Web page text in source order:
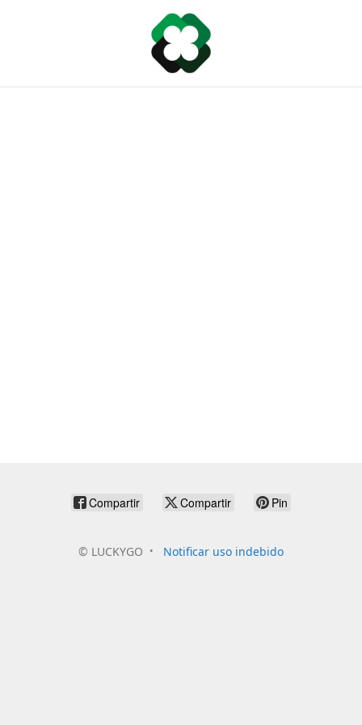
Compartir Compartir Pin
© LUCKYGO Notificar uso indebido